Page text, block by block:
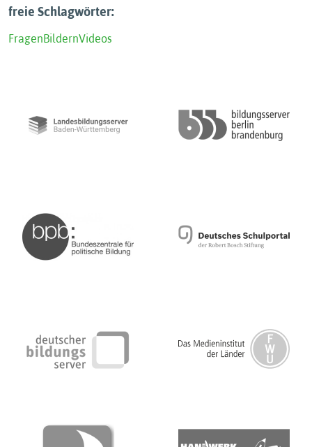
freie Schlagwörter:
FragenBildernVideos